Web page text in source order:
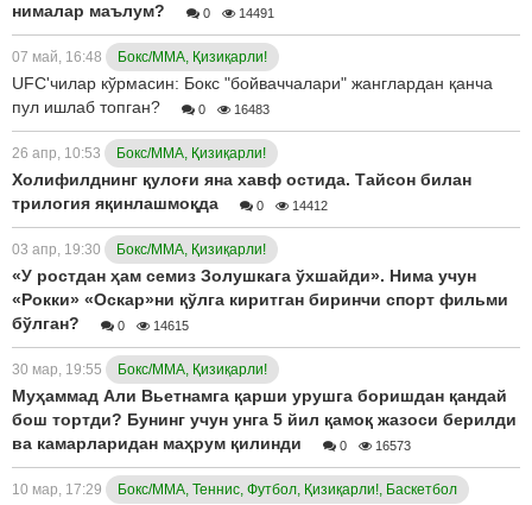
нималар маълум?
0 14491
07 май, 16:48 Бокс/ММА, Қизиқарли!
UFC'чилар кўрмасин: Бокс "бойваччалари" жанглардан қанча
пул ишлаб топган?
0 16483
26 апр, 10:53 Бокс/ММА, Қизиқарли!
Холифилднинг қулоғи яна хавф остида. Тайсон билан
трилогия яқинлашмоқда
0 14412
03 апр, 19:30 Бокс/ММА, Қизиқарли!
«У ростдан ҳам семиз Золушкага ўхшайди». Нима учун
«Рокки» «Оскар»ни қўлга киритган биринчи спорт фильми
бўлган?
0 14615
30 мар, 19:55 Бокс/ММА, Қизиқарли!
Муҳаммад Али Вьетнамга қарши урушга боришдан қандай
бош тортди? Бунинг учун унга 5 йил қамоқ жазоси берилди
ва камарларидан маҳрум қилинди
0 16573
10 мар, 17:29 Бокс/ММА, Теннис, Футбол, Қизиқарли!, Баскетбол